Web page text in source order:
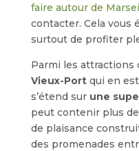
faire autour de
contacter. Cela vous
surtout de profiter
Parmi les attractions
Vieux-Portqui en
s’étend sur une
peut contenir plus
de plaisance
des promenades